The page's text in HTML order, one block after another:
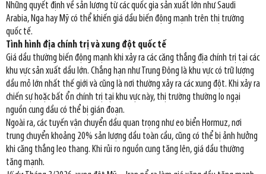
Những quyết định về sản lượng từ các quốc gia sản xuất lớn như Saudi
Arabia, Nga hay Mỹ có thể khiến giá dầu biến động mạnh trên thị trường
quốc tế.
Tình hình địa chính trị và xung đột quốc tế
Giá dầu thường biến động mạnh khi xảy ra các căng thẳng địa chính trị tại các
khu vực sản xuất dầu lớn. Chẳng hạn như Trung Đông là khu vực có trữ lượng
dầu mỏ lớn nhất thế giới và cũng là nơi thường xảy ra các xung đột. Khi xảy ra
chiến sự hoặc bất ổn chính trị tại khu vực này, thị trường thường lo ngại
nguồn cung dầu có thể bị gián đoạn.
Ngoài ra, các tuyến vận chuyển dầu quan trọng như eo biển Hormuz, nơi
trung chuyển khoảng 20% sản lượng dầu toàn cầu, cũng có thể bị ảnh hưởng
khi căng thẳng leo thang. Khi rủi ro nguồn cung tăng lên, giá dầu thường
tăng mạnh.